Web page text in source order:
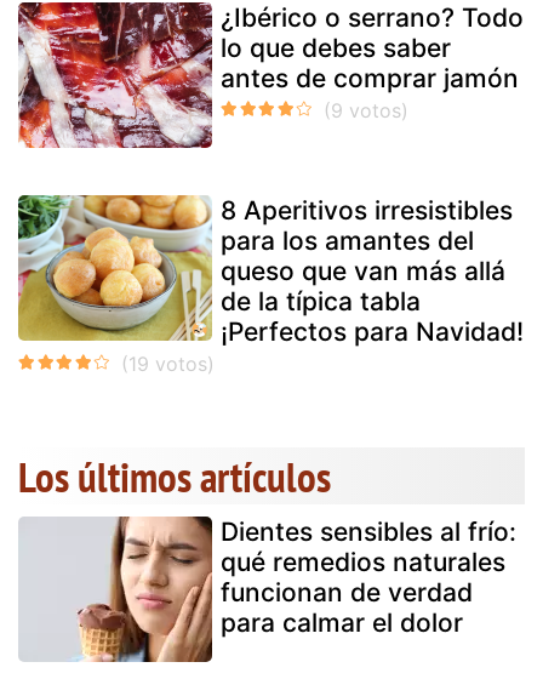
¿Ibérico o serrano? Todo
lo que debes saber
antes de comprar jamón
8 Aperitivos irresistibles
para los amantes del
queso que van más allá
de la típica tabla
¡Perfectos para Navidad!
Los últimos artículos
Dientes sensibles al frío:
qué remedios naturales
funcionan de verdad
para calmar el dolor